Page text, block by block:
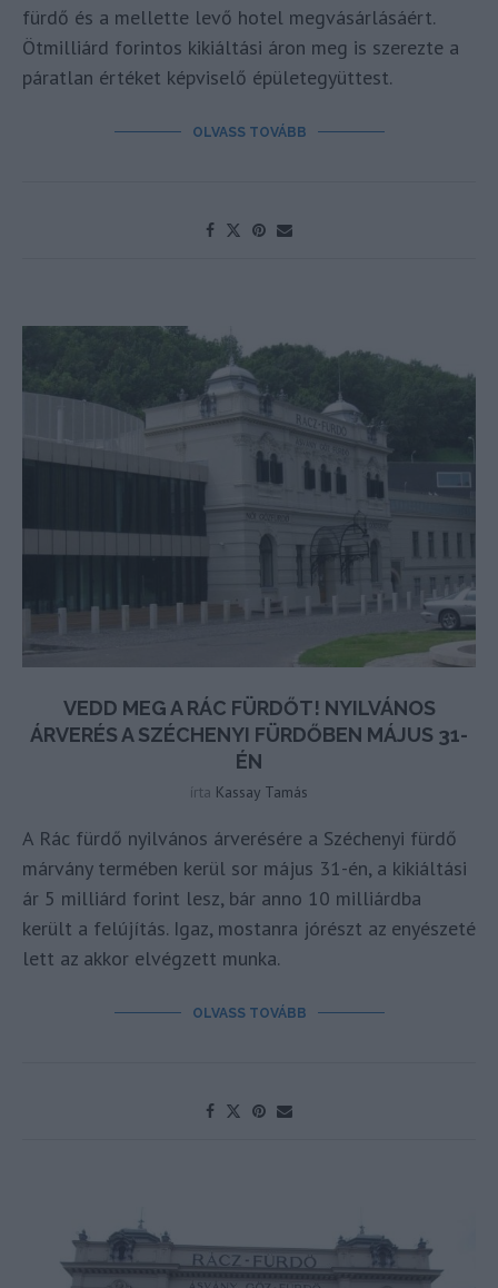
fürdő és a mellette levő hotel megvásárlásáért.
Ötmilliárd forintos kikiáltási áron meg is szerezte a
páratlan értéket képviselő épületegyüttest.
OLVASS TOVÁBB
VEDD MEG A RÁC FÜRDŐT! NYILVÁNOS
ÁRVERÉS A SZÉCHENYI FÜRDŐBEN MÁJUS 31-
ÉN
írta Kassay Tamás
A Rác fürdő nyilvános árverésére a Széchenyi fürdő
márvány termében kerül sor május 31-én, a kikiáltási
ár 5 milliárd forint lesz, bár anno 10 milliárdba
került a felújítás. Igaz, mostanra jórészt az enyészeté
lett az akkor elvégzett munka.
OLVASS TOVÁBB